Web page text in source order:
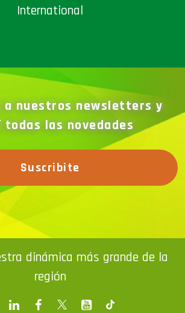
International
a nuestros newsletters y
todas las novedades
Suscribite
dinámica más grande de la
región